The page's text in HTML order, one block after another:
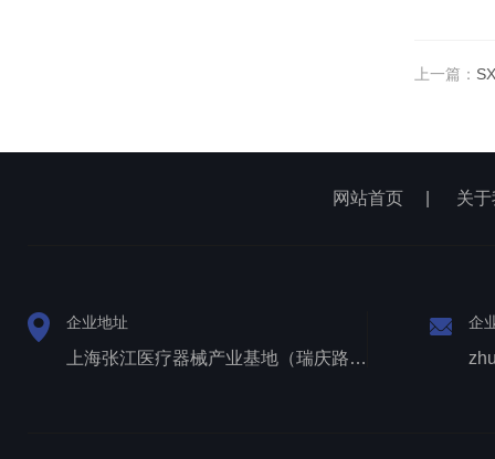
上一篇：
网站首页 关
企业地址
上海张江医疗器械产业基地（瑞庆路528号）
企